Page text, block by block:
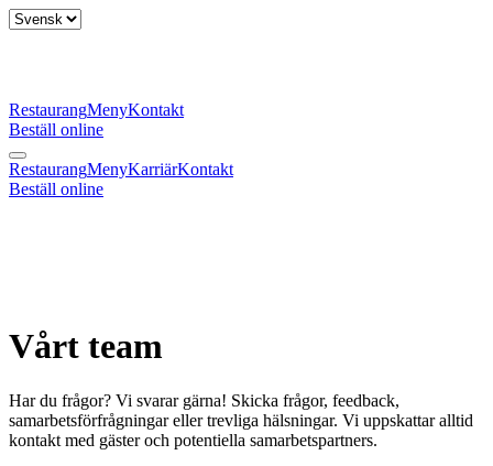
RestaurangMenyKontakt
Beställ online
RestaurangMenyKarriärKontakt
Beställ online
Vårt team
Har du frågor? Vi svarar gärna! Skicka frågor, feedback,
samarbetsförfrågningar eller trevliga hälsningar. Vi uppskattar alltid
kontakt med gäster och potentiella samarbetspartners.